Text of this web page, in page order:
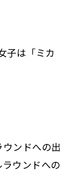
子は「ミカ
ンドへの出
ウンドへの